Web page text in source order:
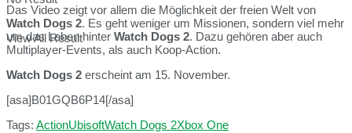
View All Result
Das Video zeigt vor allem die Möglichkeit der freien Welt von
Watch Dogs 2. Es geht weniger um Missionen, sondern viel mehr
um das Leben hinter Watch Dogs 2. Dazu gehören aber auch
Multiplayer-Events, als auch Koop-Action.
Watch Dogs 2 erscheint am 15. November.
[asa]B01GQB6P14[/asa]
Tags: ActionUbisoftWatch Dogs 2Xbox One